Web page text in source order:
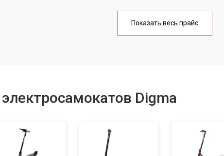
от 60 мин
от 50 мин
Показать весь прайс
Digma